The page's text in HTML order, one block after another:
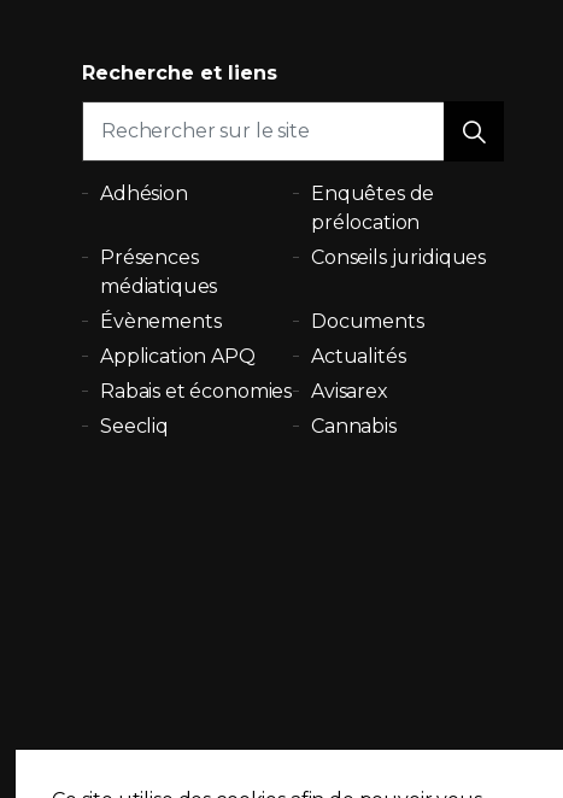
Recherche et liens
Adhésion
Enquêtes de
prélocation
Présences
médiatiques
Conseils juridiques
Évènements
Documents
Application APQ
Actualités
Rabais et économies
Avisarex
Seecliq
Cannabis